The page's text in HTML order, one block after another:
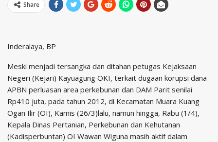
Share
Inderalaya, BP
Meski menjadi tersangka dan ditahan petugas Kejaksaan
Negeri (Kejari) Kayuagung OKI, terkait dugaan korupsi dana
APBN perluasan area perkebunan dan DAM Parit senilai
Rp410 juta, pada tahun 2012, di Kecamatan Muara Kuang
Ogan Ilir (OI), Kamis (26/3)lalu, namun hingga, Rabu (1/4),
Kepala Dinas Pertanian, Perkebunan dan Kehutanan
(Kadisperbuntan) OI Wawan Wiguna masih aktif dalam